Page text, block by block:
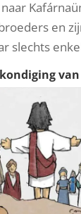
en
slechts